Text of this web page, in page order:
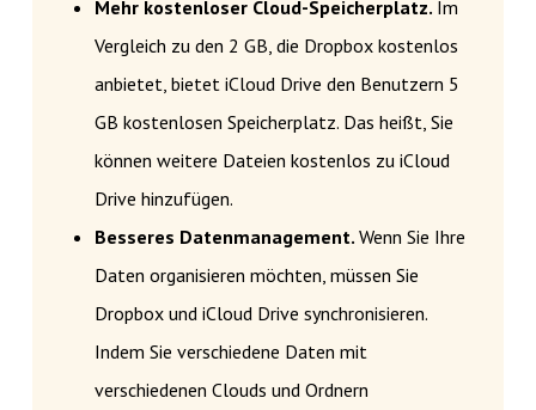
Mehr kostenloser Cloud-Speicherplatz. Im
Vergleich zu den 2 GB, die Dropbox kostenlos
anbietet, bietet iCloud Drive den Benutzern 5
GB kostenlosen Speicherplatz. Das heißt, Sie
können weitere Dateien kostenlos zu iCloud
Drive hinzufügen.
Besseres Datenmanagement. Wenn Sie Ihre
Daten organisieren möchten, müssen Sie
Dropbox und iCloud Drive synchronisieren.
Indem Sie verschiedene Daten mit
verschiedenen Clouds und Ordnern